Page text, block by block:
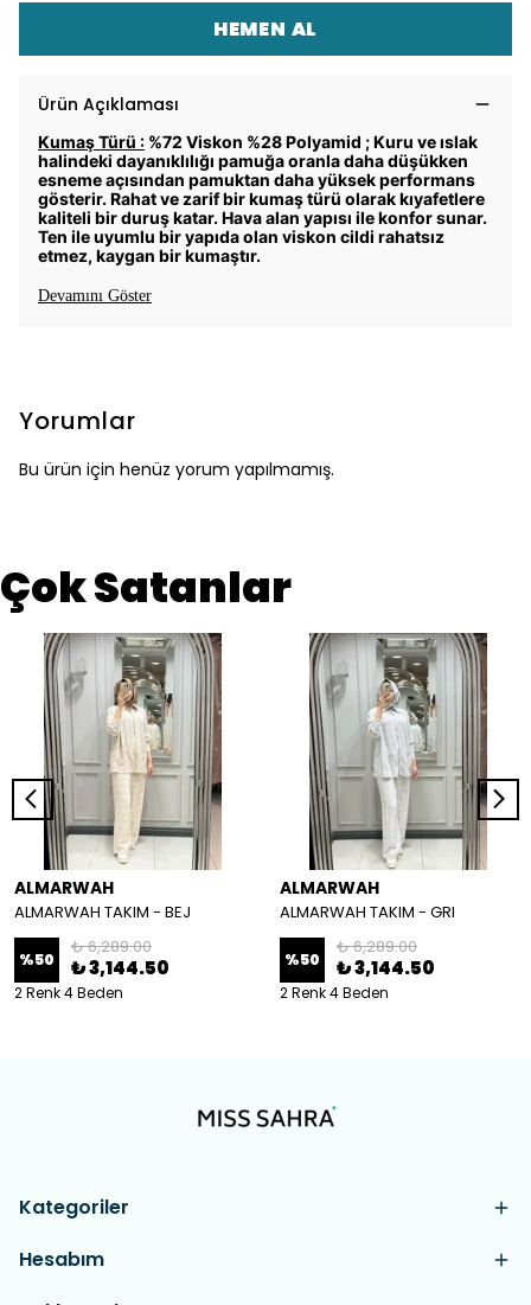
HEMEN AL
Ürün Açıklaması
Kumaş Türü : %72 Viskon %28 Polyamid ; Kuru ve ıslak
halindeki dayanıklılığı pamuğa oranla daha düşükken
esneme açısından pamuktan daha yüksek performans
gösterir. Rahat ve zarif bir kumaş türü olarak kıyafetlere
kaliteli bir duruş katar. Hava alan yapısı ile konfor sunar.
Ten ile uyumlu bir yapıda olan viskon cildi rahatsız
etmez, kaygan bir kumaştır.
Devamını Göster
Yorumlar
Bu ürün için henüz yorum yapılmamış.
Çok Satanlar
ALMARWAH
ALMARWAH TAKIM - BEJ
%50
₺ 6,289.00
₺ 3,144.50
2 Renk 4 Beden
ALMARWAH
ALMARWAH TAKIM - GRI
%50
₺ 6,289.00
₺ 3,144.50
2 Renk 4 Beden
Kategoriler
Hesabım